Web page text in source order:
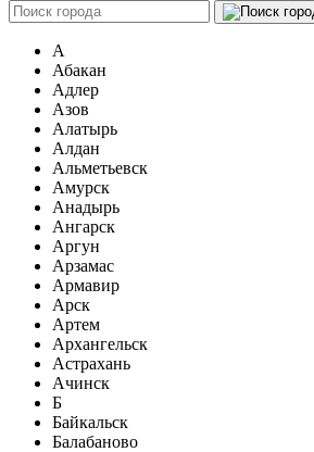
А
Абакан
Адлер
Азов
Алатырь
Алдан
Альметьевск
Амурск
Анадырь
Ангарск
Аргун
Арзамас
Армавир
Арск
Артем
Архангельск
Астрахань
Ачинск
Б
Байкальск
Балабаново